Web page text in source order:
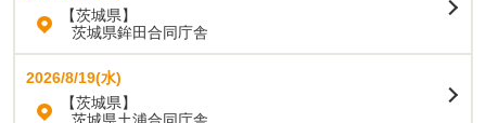
【茨城県】
茨城県鉾田合同庁舎
2026/8/19(水)
【茨城県】
茨城県土浦合同庁舎